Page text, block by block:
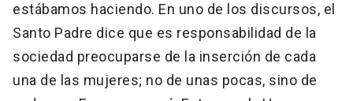
estábamos haciendo. En uno de los discursos, el
Santo Padre dice que es responsabilidad de la
sociedad preocuparse de la inserción de cada
una de las mujeres; no de unas pocas, sino de